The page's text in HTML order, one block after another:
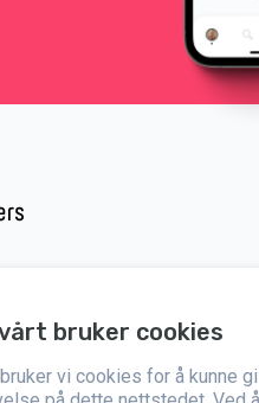
Kontakt
bruker cookies
vi cookies for å kunne